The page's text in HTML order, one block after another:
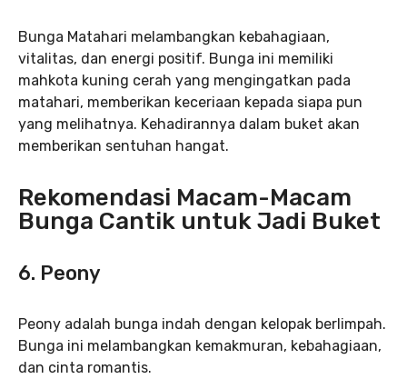
Bunga Matahari melambangkan kebahagiaan,
vitalitas, dan energi positif. Bunga ini memiliki
mahkota kuning cerah yang mengingatkan pada
matahari, memberikan keceriaan kepada siapa pun
yang melihatnya. Kehadirannya dalam buket akan
memberikan sentuhan hangat.
Rekomendasi Macam-Macam
Bunga Cantik untuk Jadi Buket
6. Peony
Peony adalah bunga indah dengan kelopak berlimpah.
Bunga ini melambangkan kemakmuran, kebahagiaan,
dan cinta romantis.